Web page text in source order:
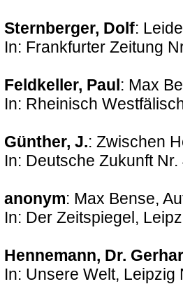
Sternberger, Dolf:
In: Frankfurter Zeitung
Feldkeller, Paul: Max
In: Rheinisch
Günther, J.: Zwischen
In: Deutsche Zukunft
anonym: Max Bense,
In: Der Zeitspiegel,
Hennemann, Dr.
In: Unsere Welt, Leipzig